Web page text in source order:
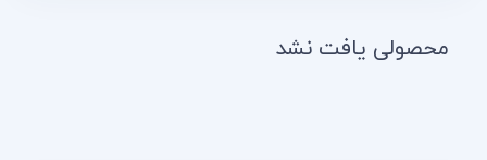
محصولی یافت نشد